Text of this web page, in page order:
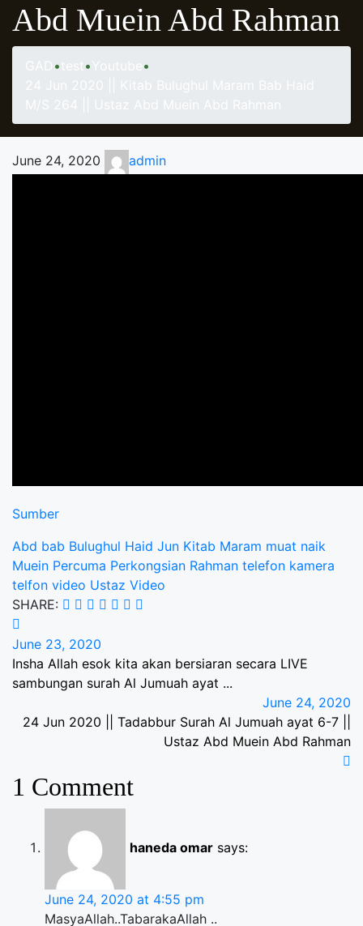
Abd Muein Abd Rahman
• •
•
June 24, 2020 admin
Sumber
Abd bab Bulughul Haid Jun Kitab Maram muat naik
Muein Percuma Perkongsian Rahman telefon kamera
telfon video Ustaz Video
SHARE:
June 23, 2020
Insha Allah esok kita akan bersiaran secara LIVE
sambungan surah Al Jumuah ayat ...
June 24, 2020
24 Jun 2020 || Tadabbur Surah Al Jumuah ayat 6-7 ||
Ustaz Abd Muein Abd Rahman
1 Comment
haneda omar says:
June 24, 2020 at 4:55 pm
MasyaAllah..TabarakaAllah ..